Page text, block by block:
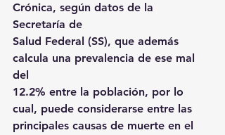
Crónica, según datos de la
Secretaría de
Salud Federal (SS), que además
calcula una prevalencia de ese mal
del
12.2% entre la población, por lo
cual, puede considerarse entre las
principales causas de muerte en el